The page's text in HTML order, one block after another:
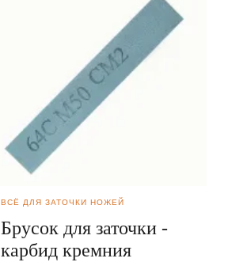
ВСЁ ДЛЯ ЗАТОЧКИ НОЖЕЙ
Брусок для заточки -
карбид кремния